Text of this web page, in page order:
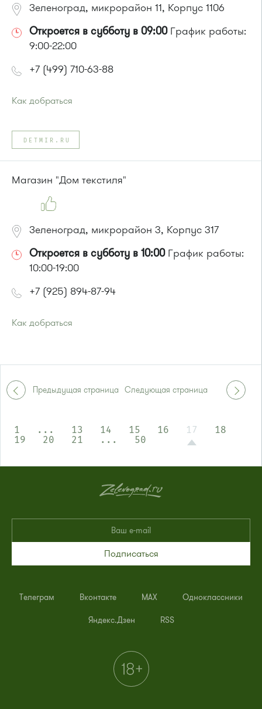
Зеленоград, микрорайон 11, Корпус 1106
Откроется в субботу в 09:00График работы:
9:00-22:00
+7 (499) 710-63-88
Как добраться
Автобусы № 1, 4, 8, 10, 12, 13, 15, 23, 29, 312, 377, 390, 476,
493.
Маршрутка № 127, 128, 312, 377, 390, 408м, 431м, 476, 476м,
или до остановки "Березовая аллея"
Автобусы № 1, 9, 10, 12, 13, 15, 23, 31.
Маршрутка № 128, 409м, 431м, 476м, 720м, 721м, 900, 903
DETMIR.RU
Магазин "Дом текстиля"
Зеленоград, микрорайон 3, Корпус 317
Откроется в субботу в 10:00График работы:
10:00-19:00
+7 (925) 894-87-94
Как добраться
Маршрутка № 409м, 419м, 476м
или до остановки
Автобусы № 1, 3, 8, 11, 19, 29, 32.
Предыдущая страница Следующая страница
1 ... 13 14 15 16 17
18
19
20 21 ... 50
Подписаться
Телеграм Вконтакте MAX Одноклассники
Яндекс.Дзен RSS